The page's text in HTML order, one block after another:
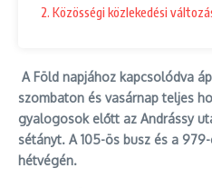
2. Közösségi közlekedési
A Föld napjához kapcsolódva
szombaton és vasárnap teljes
gyalogosok előtt az Andrássy
sétányt. A 105-ös busz és a
hétvégén.